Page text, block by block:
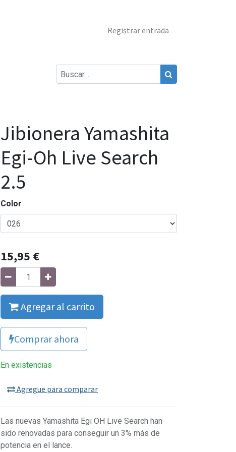
Registrar entrada
Jibionera Yamashita
Egi-Oh Live Search
2.5
Color
15,95 €
Agregar al carrito
Comprar ahora
En existencias
Agregue para comparar
Las nuevas Yamashita Egi OH Live Search han
sido renovadas para conseguir un 3% más de
potencia en el lance.